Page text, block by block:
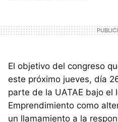
El objetivo del congreso
este próximo jueves, día
parte de la UATAE bajo el
Emprendimiento como
un llamamiento a la